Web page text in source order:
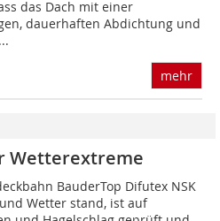
das Dach mit einer
dauerhaften Abdichtung und
mehr
Wetterextreme
BauderTop Difutex NSK
Wetter stand, ist auf